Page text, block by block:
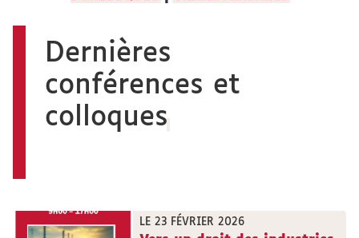
Dernières
conférences et
colloques
LE 23 FÉVRIER 2026